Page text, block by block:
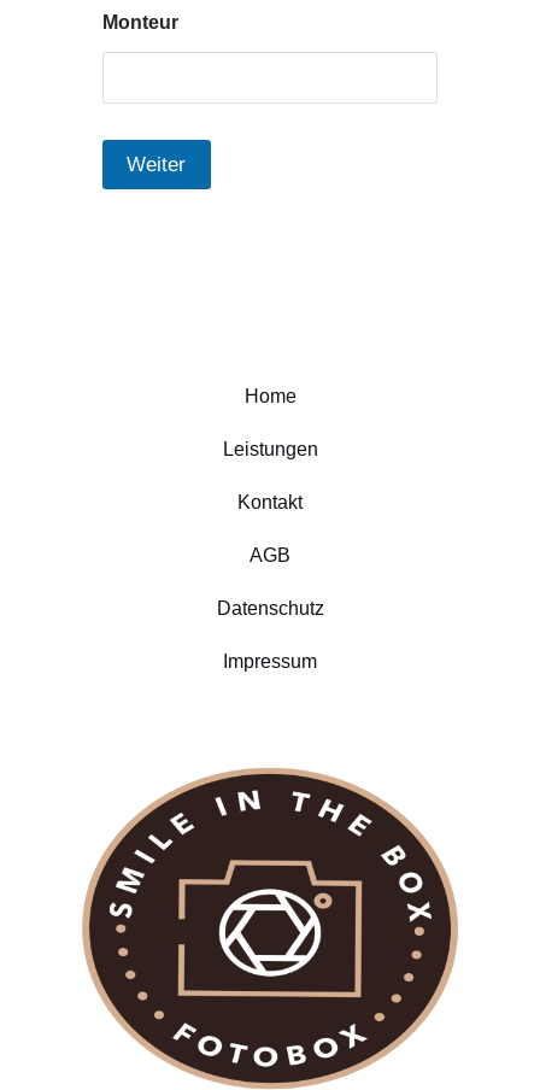
Monteur
Weiter
Home
Leistungen
Kontakt
AGB
Datenschutz
Impressum